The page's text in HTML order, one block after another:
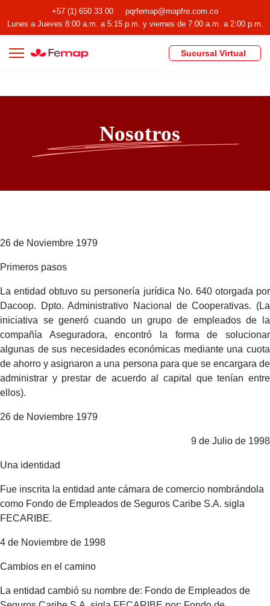
+57 (1) 650 33 00
pqrfemap@mapfre.com.co
Lunes a Jueves 8:00 a.m. a 5:15 p.m. y viernes de 7:00 a.m. a 2:00 p.m.
Sucursal Virtual
Nosotros
26 de Noviembre 1979
Primeros pasos
La entidad obtuvo su personería jurídica No. 640 otorgada por
Dacoop. Dpto. Administrativo Nacional de Cooperativas. (La
iniciativa se generó cuando un grupo de empleados de la
compañía Aseguradora, encontró la forma de solucionar
algunas de sus necesidades económicas mediante una cuota
de ahorro y asignaron a una persona para que se encargara de
administrar y prestar de acuerdo al capital que tenían entre
ellos).
26 de Noviembre 1979
9 de Julio de 1998
Una identidad
Fue inscrita la entidad ante cámara de comercio nombrándola
como Fondo de Empleados de Seguros Caribe S.A. sigla
FECARIBE.
4 de Noviembre de 1998
Cambios en el camino
La entidad cambió su nombre de: Fondo de Empleados de
p.m.